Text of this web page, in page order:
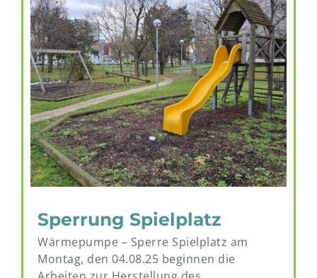
Sperrung Spielplatz
Wärmepumpe – Sperre Spielplatz am
Montag, den 04.08.25 beginnen die